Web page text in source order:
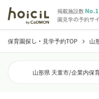
掲載施設数No.1
園見学の予約サ
保育園探し・見学予約TOP chevron_right 山
山形県 天童市/企業内保